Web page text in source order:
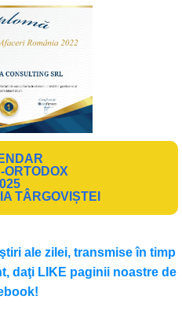
ORTODOX
TÂRGOVIȘTEI
ale zilei, transmise în timp
daţi LIKE paginii noastre de